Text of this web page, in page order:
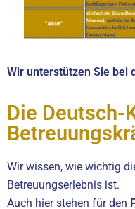
Wir unterstützen Sie bei
Die Deutsch-
Wir wissen, wie wichtig
Betreuungserlebnis ist.
Auch hier stehen für den